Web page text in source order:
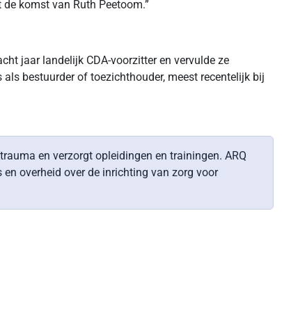
komst van Ruth Peetoom.”
jaar landelijk CDA-voorzitter en vervulde ze
bestuurder of toezichthouder, meest recentelijk bij
en verzorgt opleidingen en trainingen. ARQ
overheid over de inrichting van zorg voor